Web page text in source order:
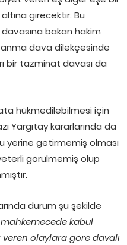
girecektir. Bu
bakan hakim
dava dilekçesinde
bir tazminat davası da
hükmedilebilmesi için
Yargıtay kararlarında da
yerine getirmemiş olması
görülmemiş olup
durum şu şekilde
kabul
olaylara göre davalı